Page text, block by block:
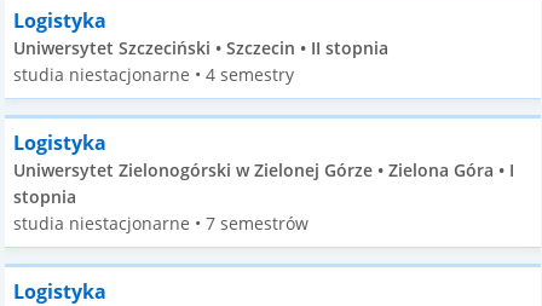
Logistyka
Uniwersytet Szczeciński • Szczecin • II stopnia
studia niestacjonarne • 4 semestry
Logistyka
Uniwersytet Zielonogórski w Zielonej Górze • Zielona Góra • I
stopnia
studia niestacjonarne • 7 semestrów
Logistyka